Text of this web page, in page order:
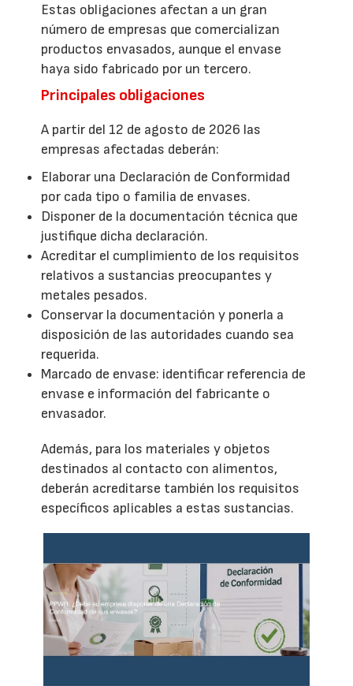
Estas obligaciones afectan a un gran
número de empresas que comercializan
productos envasados, aunque el envase
haya sido fabricado por un tercero.
Principales obligaciones
A partir del 12 de agosto de 2026 las
empresas afectadas deberán:
Elaborar una Declaración de Conformidad
por cada tipo o familia de envases.
Disponer de la documentación técnica que
justifique dicha declaración.
Acreditar el cumplimiento de los requisitos
relativos a sustancias preocupantes y
metales pesados.
Conservar la documentación y ponerla a
disposición de las autoridades cuando sea
requerida.
Marcado de envase: identificar referencia de
envase e información del fabricante o
envasador.
Además, para los materiales y objetos
destinados al contacto con alimentos,
deberán acreditarse también los requisitos
específicos aplicables a estas sustancias.